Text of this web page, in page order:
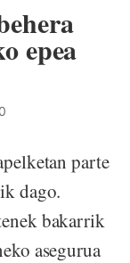
epea
parte
dago.
bakarrik
asegurua